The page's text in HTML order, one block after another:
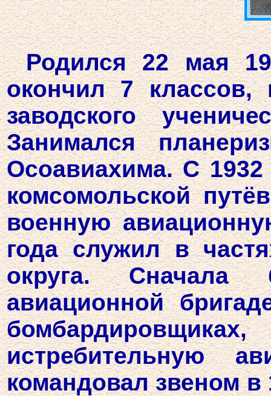
Родился 22 мая
окончил 7
заводского
Занимался
Осоавиахима. С
комсомольской
военную
года служил в
округа.
авиационной
истребительную
командовал звеном